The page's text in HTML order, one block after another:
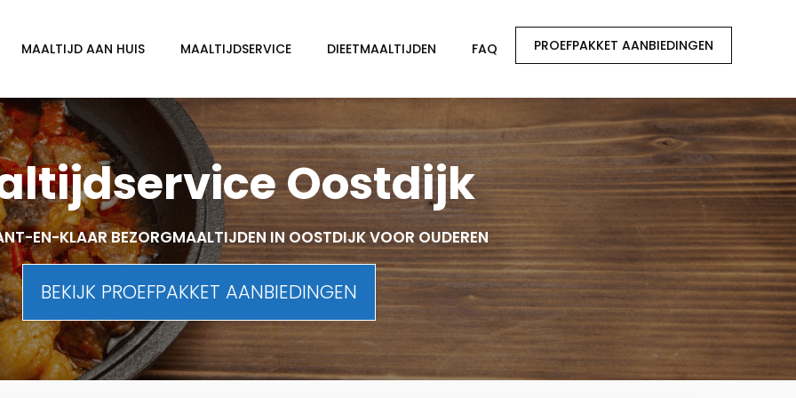
MAALTIJD AAN HUIS MAALTIJDSERVICE DIEETMAALTIJDEN FAQ PROEFPAKKET AANBIEDINGEN
Oostdijk
EN-KLAAR BEZORGMAALTIJDEN IN OOSTDIJK VOOR OUDEREN
BEKIJK PROEFPAKKET AANBIEDINGEN